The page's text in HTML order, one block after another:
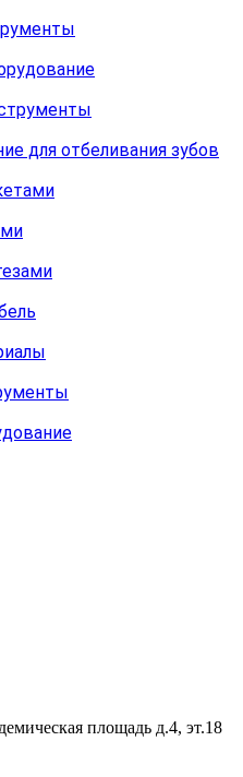
для отбеливания зубов
площадь д.4, эт.18